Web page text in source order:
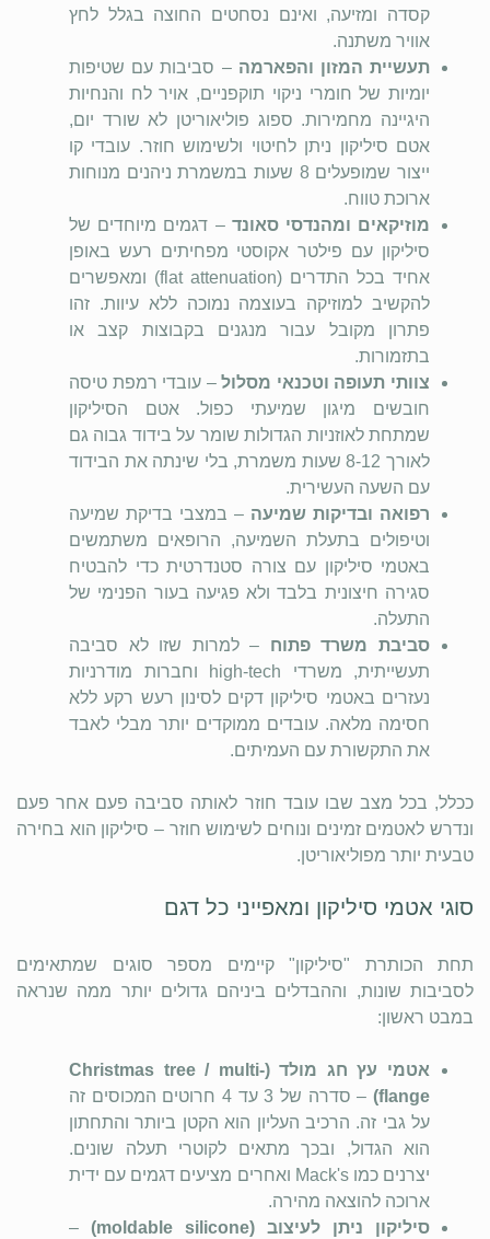
קסדה ומזיעה, ואינם נסחטים החוצה בגלל לחץ
אוויר משתנה.
תעשיית המזון והפארמה – סביבות עם שטיפות
יומיות של חומרי ניקוי תוקפניים, אויר לח והנחיות
היגיינה מחמירות. ספוג פוליאוריטן לא שורד יום,
אטם סיליקון ניתן לחיטוי ולשימוש חוזר. עובדי קו
ייצור שמופעלים 8 שעות במשמרת ניהנים מנוחות
ארוכת טווח.
מוזיקאים ומהנדסי סאונד – דגמים מיוחדים של
סיליקון עם פילטר אקוסטי מפחיתים רעש באופן
אחיד בכל התדרים (flat attenuation) ומאפשרים
להקשיב למוזיקה בעוצמה נמוכה ללא עיוות. זהו
פתרון מקובל עבור מנגנים בקבוצות קצב או
בתזמורות.
צוותי תעופה וטכנאי מסלול– עובדי רמפת טיסה
חובשים מיגון שמיעתי כפול. אטם הסיליקון
שמתחת לאוזניות הגדולות שומר על בידוד גבוה גם
לאורך 8-12 שעות משמרת, בלי שינתה את הבידוד
עם השעה העשירית.
רפואה ובדיקות שמיעה – במצבי בדיקת שמיעה
וטיפולים בתעלת השמיעה, הרופאים משתמשים
באטמי סיליקון עם צורה סטנדרטית כדי להבטיח
סגירה חיצונית בלבד ולא פגיעה בעור הפנימי של
התעלה.
סביבת משרד פתוח – למרות שזו לא סביבה
תעשייתית, משרדי high-tech וחברות מודרניות
נעזרים באטמי סיליקון דקים לסינון רעש רקע ללא
חסימה מלאה. עובדים ממוקדים יותר מבלי לאבד
את התקשורת עם העמיתים.
ככלל, בכל מצב שבו עובד חוזר לאותה סביבה פעם אחר פעם
ונדרש לאטמים זמינים ונוחים לשימוש חוזר – סיליקון הוא בחירה
טבעית יותר מפוליאוריטן.
סוגי אטמי סיליקון ומאפייני כל דגם
תחת הכותרת "סיליקון" קיימים מספר סוגים שמתאימים
לסביבות שונות, וההבדלים ביניהם גדולים יותר ממה שנראה
במבט ראשון:
אטמי עץ חג מולד (Christmas tree / multi-
flange)
– סדרה של 3 עד 4 חרוטים המכוסים זה
על גבי זה. הרכיב העליון הוא הקטן ביותר והתחתון
הוא הגדול, ובכך מתאים לקוטרי תעלה שונים.
יצרנים כמו Mack's ואחרים מציעים דגמים עם ידית
ארוכה להוצאה מהירה.
סיליקון ניתן לעיצוב (moldable silicone)
–